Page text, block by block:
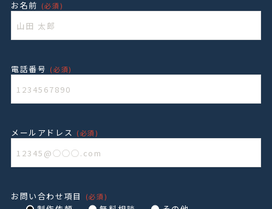
お名前 (必須)
電話番号 (必須)
メールアドレス (必須)
お問い合わせ項目 (必須)